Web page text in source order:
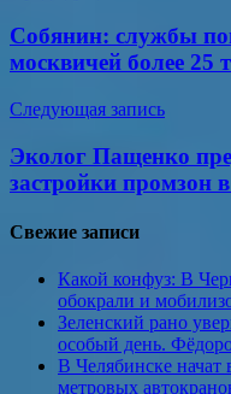
по
записям
Собянин: службы
москвичей более 25
Следующая запись
Эколог Пащенко
застройки промзон
Свежие записи
Какой конфуз: В
обокрали и
Зеленский рано
особый день.
В Челябинске
метровых